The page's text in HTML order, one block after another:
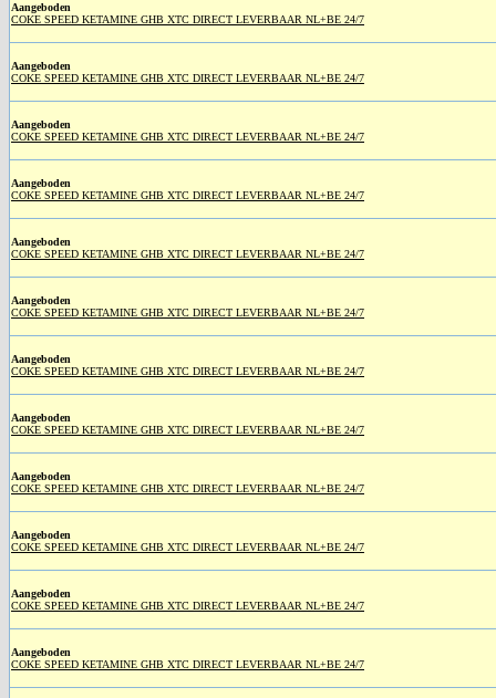
Aangeboden
COKE SPEED KETAMINE GHB XTC DIRECT LEVERBAAR NL+BE 24/7
Aangeboden
COKE SPEED KETAMINE GHB XTC DIRECT LEVERBAAR NL+BE 24/7
Aangeboden
COKE SPEED KETAMINE GHB XTC DIRECT LEVERBAAR NL+BE 24/7
Aangeboden
COKE SPEED KETAMINE GHB XTC DIRECT LEVERBAAR NL+BE 24/7
Aangeboden
COKE SPEED KETAMINE GHB XTC DIRECT LEVERBAAR NL+BE 24/7
Aangeboden
COKE SPEED KETAMINE GHB XTC DIRECT LEVERBAAR NL+BE 24/7
Aangeboden
COKE SPEED KETAMINE GHB XTC DIRECT LEVERBAAR NL+BE 24/7
Aangeboden
COKE SPEED KETAMINE GHB XTC DIRECT LEVERBAAR NL+BE 24/7
Aangeboden
COKE SPEED KETAMINE GHB XTC DIRECT LEVERBAAR NL+BE 24/7
Aangeboden
COKE SPEED KETAMINE GHB XTC DIRECT LEVERBAAR NL+BE 24/7
Aangeboden
COKE SPEED KETAMINE GHB XTC DIRECT LEVERBAAR NL+BE 24/7
Aangeboden
COKE SPEED KETAMINE GHB XTC DIRECT LEVERBAAR NL+BE 24/7